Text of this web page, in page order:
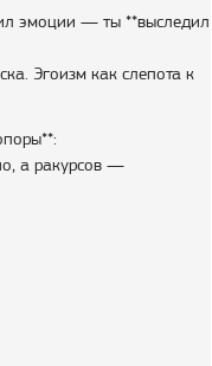
эмоции — ты **выследил
Эгоизм как слепота к
а ракурсов —